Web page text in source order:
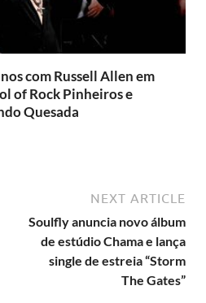
com Russell Allen em
of Rock Pinheiros e
Quesada
NEXT ARTICLE
Soulfly anuncia novo álbum
de estúdio Chama e lança
single de estreia “Storm
The Gates”